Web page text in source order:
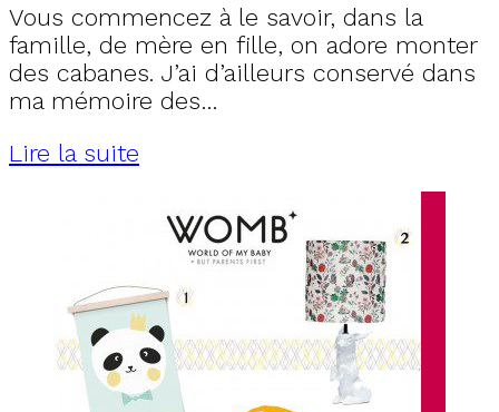
Vous commencez à le savoir, dans la
famille, de mère en fille, on adore monter
des cabanes. J’ai d’ailleurs conservé dans
ma mémoire des…
Lire la suite